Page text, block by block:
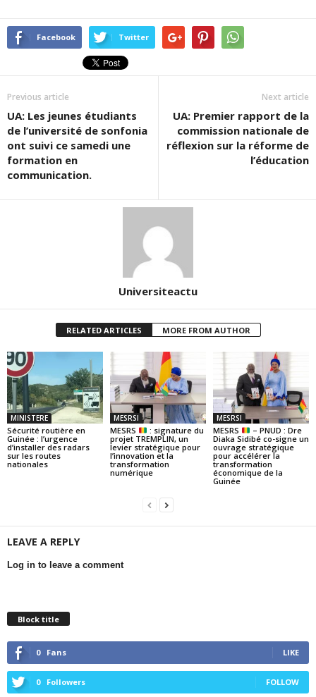
Facebook Twitter
Previous article
UA: Les jeunes étudiants
de l’université de sonfonia
ont suivi ce samedi une
formation en
communication.
Next article
UA: Premier rapport de la
commission nationale de
réflexion sur la réforme de
l’éducation
Universiteactu
RELATED ARTICLES MORE FROM AUTHOR
MINISTERE
Sécurité routière en
Guinée : l’urgence
d’installer des radars
sur les routes
nationales
MESRSI
MESRS
: signature du
projet TREMPLIN, un
levier stratégique pour
l’innovation et la
transformation
numérique
MESRSI
MESRS
– PNUD : Dre
Diaka Sidibé co-signe un
ouvrage stratégique
pour accélérer la
transformation
économique de la
Guinée
LEAVE A REPLY
Log in to leave a comment
Block title
0 Fans LIKE
0 Followers FOLLOW